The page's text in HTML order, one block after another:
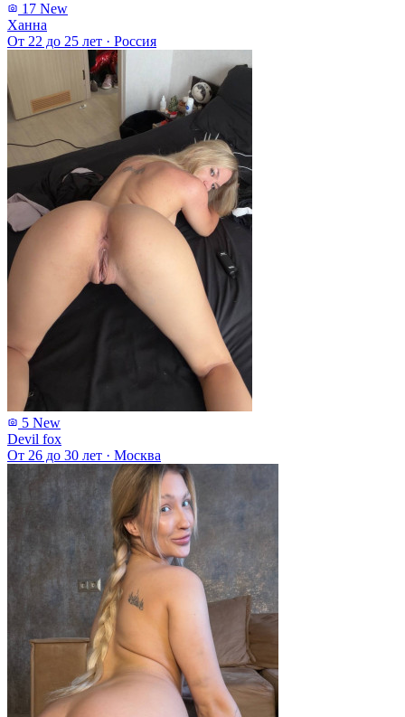
17 New
Ханна
От 22 до 25 лет · Россия
5 New
Devil fox
От 26 до 30 лет · Москва